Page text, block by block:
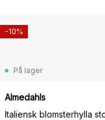
På lager
Almedahls
Italiensk blomsterhylla
-10%